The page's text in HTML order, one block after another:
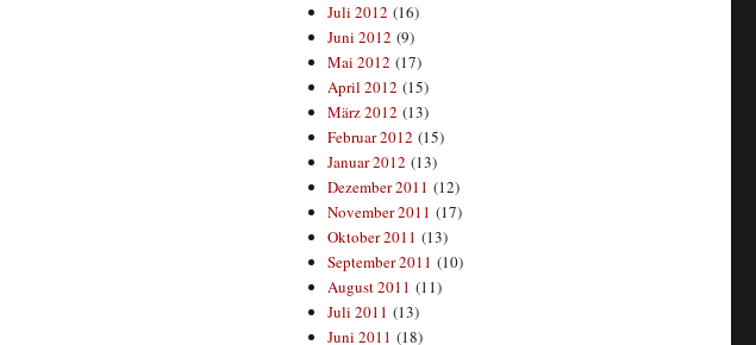
Juli 2012 (16)
Juni 2012 (9)
Mai 2012 (17)
April 2012 (15)
März 2012 (13)
Februar 2012 (15)
Januar 2012 (13)
Dezember 2011 (12)
November 2011 (17)
Oktober 2011 (13)
September 2011 (10)
August 2011 (11)
Juli 2011 (13)
Juni 2011 (18)